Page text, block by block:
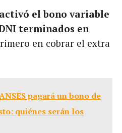
el bono variable
terminados en
en cobrar el extra
pagará un bono de
quiénes serán los